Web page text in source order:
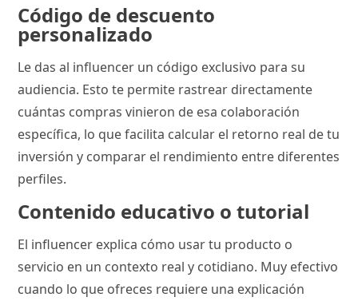
Código de descuento
personalizado
Le das al influencer un código exclusivo para su
audiencia. Esto te permite rastrear directamente
cuántas compras vinieron de esa colaboración
específica, lo que facilita calcular el retorno real de tu
inversión y comparar el rendimiento entre diferentes
perfiles.
Contenido educativo o tutorial
El influencer explica cómo usar tu producto o
servicio en un contexto real y cotidiano. Muy efectivo
cuando lo que ofreces requiere una explicación